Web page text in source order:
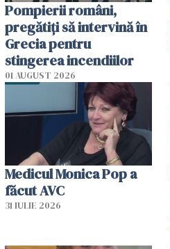
Pompierii români,
pregătiţi să intervină în
Grecia pentru
stingerea incendiilor
01 AUGUST 2026
Medicul Monica Pop a
făcut AVC
31 IULIE 2026